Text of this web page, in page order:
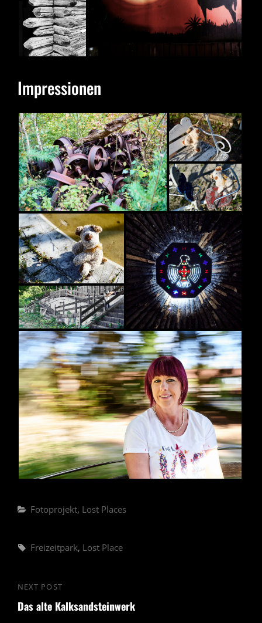
Impressionen
Categories
Fotoprojekt, Lost Places
Tags,
Freizeitpark, Lost Place
Beitragsnavigation
Next
Post
NEXT POST
Das alte Kalksandsteinwerk